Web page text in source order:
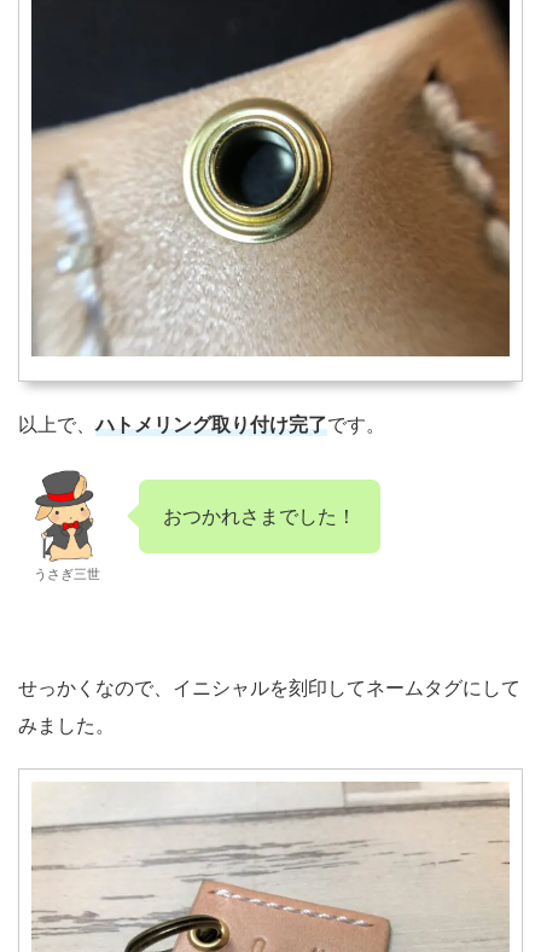
以上で、ハトメリング取り付け完了です。
うさぎ三世
おつかれさまでした！
せっかくなので、イニシャルを刻印してネームタグにして
みました。